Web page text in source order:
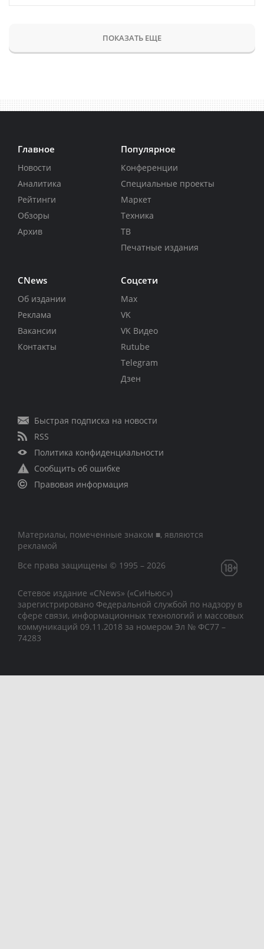
ПОКАЗАТЬ ЕЩЕ
Главное
Новости
Аналитика
Рейтинги
Обзоры
Архив
Популярное
Конференции
Специальные проекты
Маркет
Техника
ТВ
Печатные издания
CNews
Об издании
Реклама
Вакансии
Контакты
Соцсети
Max
VK
VK Видео
Rutube
Telegram
Дзен
Быстрая подписка на новости
RSS
Политика конфиденциальности
Сообщить об ошибке
Правовая информация
Материалы, помеченные знаком ■, являются
рекламой
Все права защищены © 1995 – 2026
Сетевое издание «CNews» («СиНьюс»)
зарегистрировано Федеральной службой по надзору в
сфере связи, информационных технологий и массовых
коммуникаций 09.11.2018 за номером Эл № ФС77 –
74283